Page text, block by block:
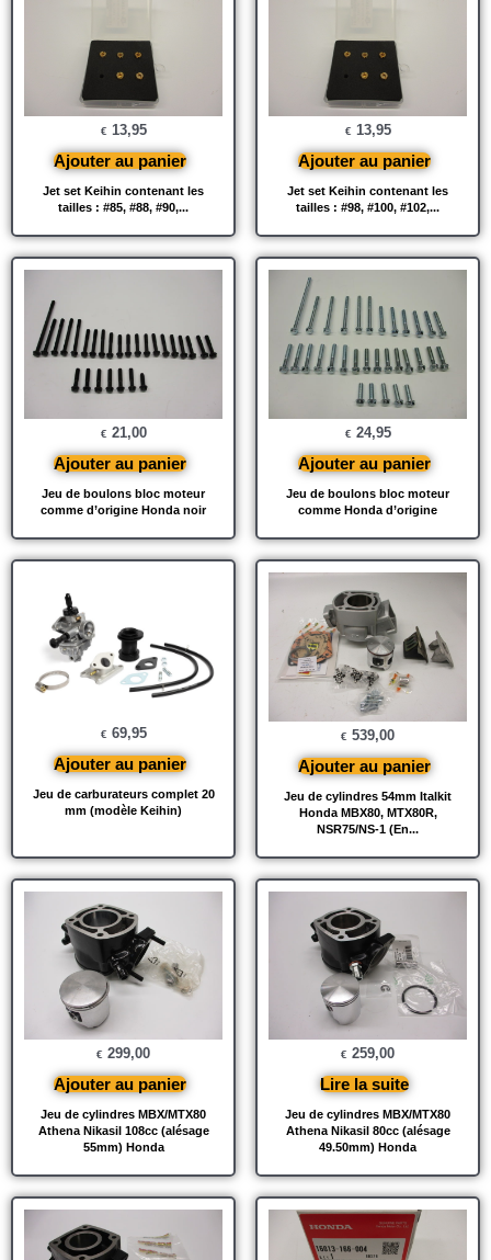
Jet set Keihin contenant les
tailles : #85, #88, #90,...
€ 13,95
Ajouter au panier
Jet set Keihin contenant les
tailles : #98, #100, #102,...
€ 13,95
Ajouter au panier
Jeu de boulons bloc moteur
comme d’origine Honda noir
€ 21,00
Ajouter au panier
Jeu de boulons bloc moteur
comme Honda d’origine
€ 24,95
Ajouter au panier
Jeu de carburateurs complet 20
mm (modèle Keihin)
€ 69,95
Ajouter au panier
Jeu de cylindres 54mm Italkit
Honda MBX80, MTX80R,
NSR75/NS-1 (En...
€ 539,00
Ajouter au panier
Jeu de cylindres MBX/MTX80
Athena Nikasil 108cc (alésage
55mm) Honda
€ 299,00
Ajouter au panier
Jeu de cylindres MBX/MTX80
Athena Nikasil 80cc (alésage
49.50mm) Honda
€ 259,00
Lire la suite